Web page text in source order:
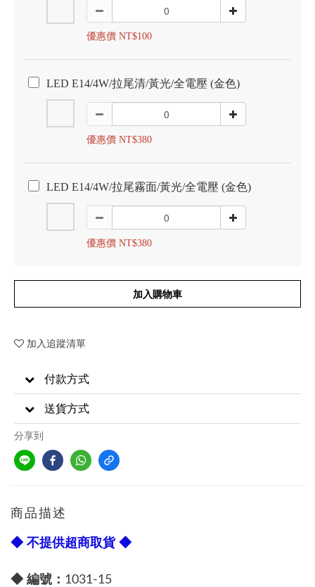
優惠價 NT$100
LED E14/4W/拉尾清/黃光/全電壓 (金色)
優惠價 NT$380
LED E14/4W/拉尾霧面/黃光/全電壓 (金色)
優惠價 NT$380
加入購物車
加入追蹤清單
付款方式
送貨方式
分享到
商品描述
◆ 不提供超商取貨 ◆
◆ 編號： 1031-15